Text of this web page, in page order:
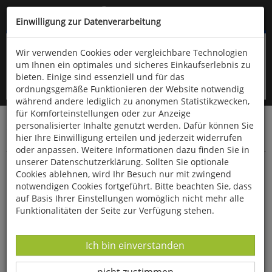
Kompletten Head der Seite überspringen
oder (06766) 9323-960
Startseite Bücher Downloads
Zeitschriften
Der Falke
Winter am Varangerfjord
Einwilligung zur Datenverarbeitung
Wir verwenden Cookies oder vergleichbare Technologien
um Ihnen ein optimales und sicheres Einkaufserlebnis zu
bieten. Einige sind essenziell und für das
ordnungsgemäße Funktionieren der Website notwendig
während andere lediglich zu anonymen Statistikzwecken,
für Komforteinstellungen oder zur Anzeige
personalisierter Inhalte genutzt werden. Dafür können Sie
hier Ihre Einwilligung erteilen und jederzeit widerrufen
oder anpassen. Weitere Informationen dazu finden Sie in
unserer Datenschutzerklärung. Sollten Sie optionale
Cookies ablehnen, wird Ihr Besuch nur mit zwingend
notwendigen Cookies fortgeführt. Bitte beachten Sie, dass
auf Basis Ihrer Einstellungen womöglich nicht mehr alle
Funktionalitäten der Seite zur Verfügung stehen.
Datenverarbeitung -
Ich bin einverstanden